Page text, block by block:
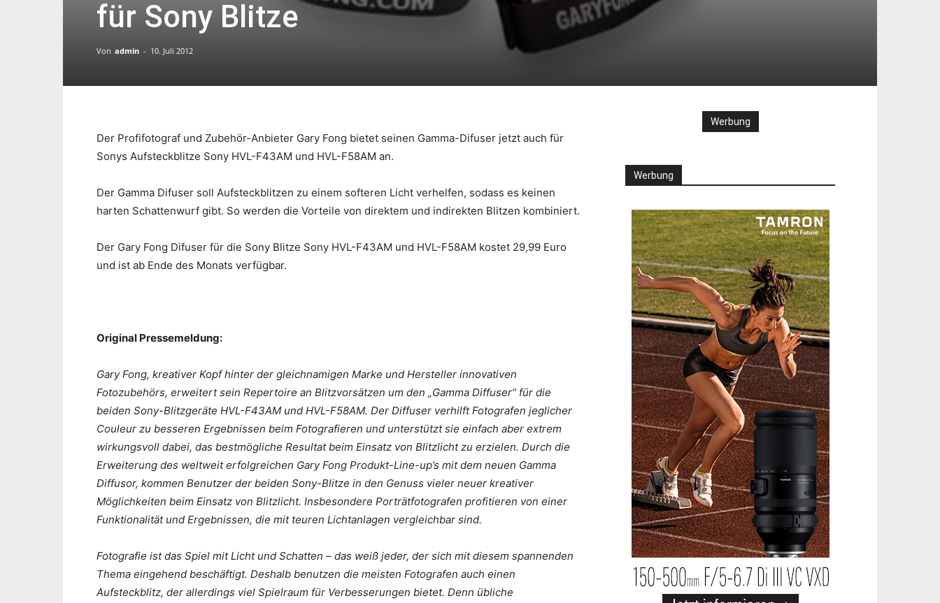
für Sony Blitze
Von admin - 10. Juli 2012
Der Profifotograf und Zubehör-Anbieter Gary Fong bietet seinen Gamma-Difuser jetzt auch für
Sonys Aufsteckblitze Sony HVL-F43AM und HVL-F58AM an.
Der Gamma Difuser soll Aufsteckblitzen zu einem softeren Licht verhelfen, sodass es keinen
harten Schattenwurf gibt. So werden die Vorteile von direktem und indirekten Blitzen kombiniert.
Der Gary Fong Difuser für die Sony Blitze Sony HVL-F43AM und HVL-F58AM kostet 29,99 Euro
und ist ab Ende des Monats verfügbar.
Original Pressemeldung:
Gary Fong, kreativer Kopf hinter der gleichnamigen Marke und Hersteller innovativen
Fotozubehörs, erweitert sein Repertoire an Blitzvorsätzen um den „Gamma Diffuser“ für die
beiden Sony-Blitzgeräte HVL-F43AM und HVL-F58AM. Der Diffuser verhilft Fotografen jeglicher
Couleur zu besseren Ergebnissen beim Fotografieren und unterstützt sie einfach aber extrem
wirkungsvoll dabei, das bestmögliche Resultat beim Einsatz von Blitzlicht zu erzielen. Durch die
Erweiterung des weltweit erfolgreichen Gary Fong Produkt-Line-up’s mit dem neuen Gamma
Diffusor, kommen Benutzer der beiden Sony-Blitze in den Genuss vieler neuer kreativer
Möglichkeiten beim Einsatz von Blitzlicht. Insbesondere Porträtfotografen profitieren von einer
Funktionalität und Ergebnissen, die mit teuren Lichtanlagen vergleichbar sind.
Fotografie ist das Spiel mit Licht und Schatten – das weiß jeder, der sich mit diesem spannenden
Thema eingehend beschäftigt. Deshalb benutzen die meisten Fotografen auch einen
Aufsteckblitz, der allerdings viel Spielraum für Verbesserungen bietet. Denn übliche
Werbung
Werbung